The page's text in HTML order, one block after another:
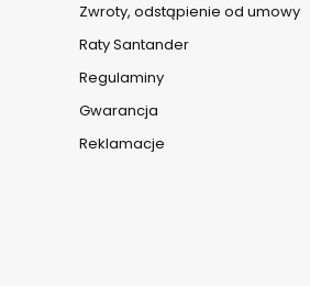
Zwroty, odstąpienie od umowy
Raty Santander
Regulaminy
Gwarancja
Reklamacje